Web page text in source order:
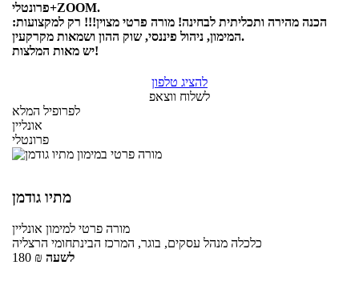
פרונטלי+ZOOM.
הכנה מהירה ותכליתית לבחינה! מורה פרטי מצוין!!! רק למקצועות:
המימון, ניהול פיננסי, שוק ההון ושמאות מקרקעין.
יש מאות המלצות!
להציג טלפון
לשלוח ווצאפ
לפרופיל המלא
אונליין
פרונטלי
מתיו גודמן
מורה פרטי למימון אונליין
כלכלה מנהל עסקים, בוגר, המרכז הבינתחומי הרצליה
180 ₪ לשעה